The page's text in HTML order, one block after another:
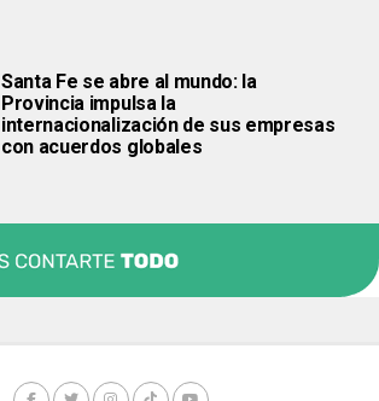
Santa Fe se abre al mundo: la
Provincia impulsa la
internacionalización de sus empresas
con acuerdos globales